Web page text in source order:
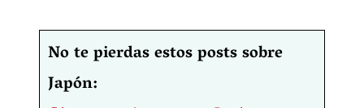
No te pierdas estos posts sobre
Japón: